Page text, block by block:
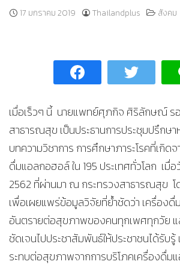
17 มกราคม 2019 Thailandplus สังคม
เมื่อเร็วๆ นี้ นายแพทย์ศุภกิจ ศิริลักษณ์ ร
สาธารณสุข เป็นประธานการประชุมปรึกษ
บทความวิชาการ การศึกษาภาระโรคที่เกิด
ดื่มแอลกอฮอล์ ใน 195 ประเทศทั่วโลก เมื่
2562 ที่ผ่านมา ณ กระทรวงสาธารณสุข
เพื่อเผยแพร่ข้อมูลวิจัยที่ย้ำชัดว่า เครื่อง
อันตรายต่อสุขภาพของคนทุกเพศทุกวัย
ชัดเจนไปประชาสัมพันธ์ให้ประชาชนได้รับ
ระทบต่อสุขภาพจากการบริโภคเครื่องดื่ม